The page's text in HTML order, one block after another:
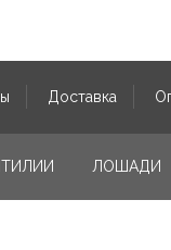
Доставка
ЛОШАДИ